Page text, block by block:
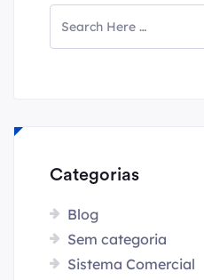
Categorias
Blog
Sem categoria
Sistema Comercial